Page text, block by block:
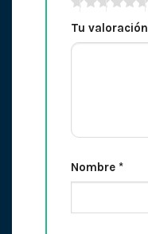
Tu valoración
Nombre *